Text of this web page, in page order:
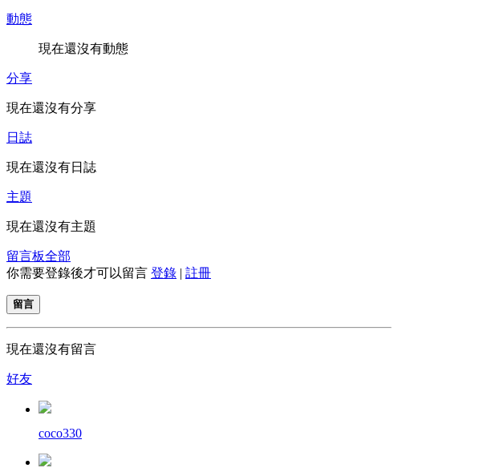
動態
現在還沒有動態
分享
現在還沒有分享
日誌
現在還沒有日誌
主題
現在還沒有主題
留言板全部
你需要登錄後才可以留言 登錄 | 註冊
留言
現在還沒有留言
好友
coco330